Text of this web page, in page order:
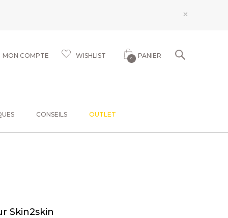
×
MON COMPTE WISHLIST 0 PANIER
CONSEILS OUTLET
Skin2skin